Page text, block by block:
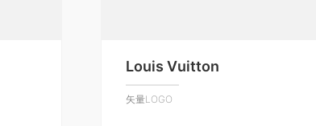
Louis Vuitton
矢量LOGO